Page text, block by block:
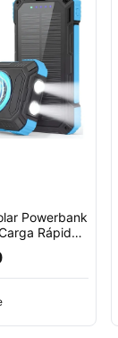
Powerbank
Rápida